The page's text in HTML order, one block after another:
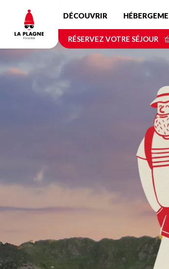
contenu
principal
DÉCOUVRIR
RÉSERVEZ VOTRE SÉJOUR